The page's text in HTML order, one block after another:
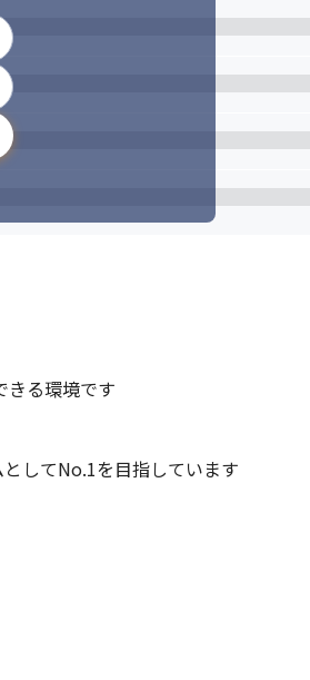
きる環境です
してNo.1を目指しています